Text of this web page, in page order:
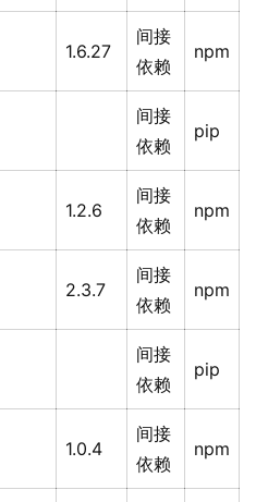
1.6.27
间接
依赖
npm
间接
依赖
pip
1.2.6
间接
依赖
npm
2.3.7
间接
依赖
npm
间接
依赖
pip
1.0.4
间接
依赖
npm